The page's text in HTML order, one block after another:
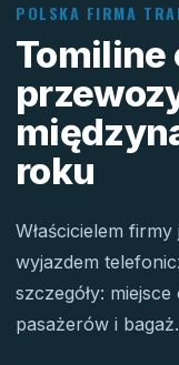
POLSKA FIRMA
Tomiline
roku
Właścicielem
wyjazdem
szczegóły:
pasażerów i bagaż.